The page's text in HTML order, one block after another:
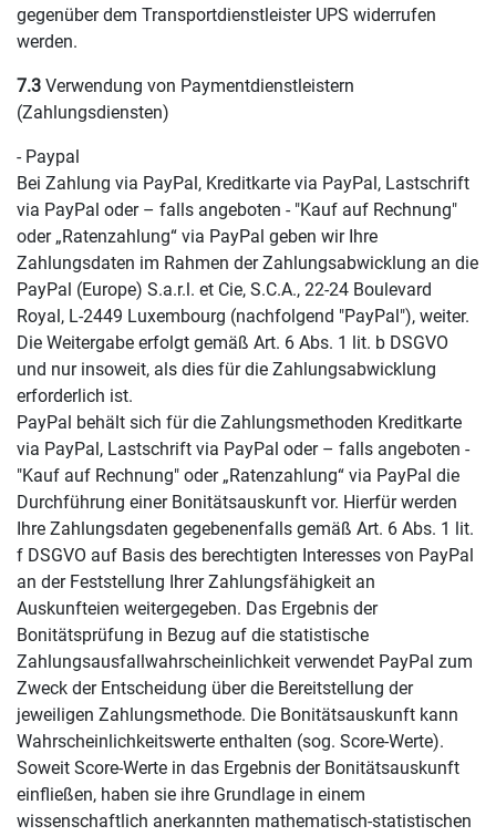
gegenüber dem Transportdienstleister UPS widerrufen
werden.
7.3 Verwendung von Paymentdienstleistern
(Zahlungsdiensten)
- Paypal
Bei Zahlung via PayPal, Kreditkarte via PayPal, Lastschrift
via PayPal oder – falls angeboten - "Kauf auf Rechnung"
oder „Ratenzahlung“ via PayPal geben wir Ihre
Zahlungsdaten im Rahmen der Zahlungsabwicklung an die
PayPal (Europe) S.a.r.l. et Cie, S.C.A., 22-24 Boulevard
Royal, L-2449 Luxembourg (nachfolgend "PayPal"), weiter.
Die Weitergabe erfolgt gemäß Art. 6 Abs. 1 lit. b DSGVO
und nur insoweit, als dies für die Zahlungsabwicklung
erforderlich ist.
PayPal behält sich für die Zahlungsmethoden Kreditkarte
via PayPal, Lastschrift via PayPal oder – falls angeboten -
"Kauf auf Rechnung" oder „Ratenzahlung“ via PayPal die
Durchführung einer Bonitätsauskunft vor. Hierfür werden
Ihre Zahlungsdaten gegebenenfalls gemäß Art. 6 Abs. 1 lit.
f DSGVO auf Basis des berechtigten Interesses von PayPal
an der Feststellung Ihrer Zahlungsfähigkeit an
Auskunfteien weitergegeben. Das Ergebnis der
Bonitätsprüfung in Bezug auf die statistische
Zahlungsausfallwahrscheinlichkeit verwendet PayPal zum
Zweck der Entscheidung über die Bereitstellung der
jeweiligen Zahlungsmethode. Die Bonitätsauskunft kann
Wahrscheinlichkeitswerte enthalten (sog. Score-Werte).
Soweit Score-Werte in das Ergebnis der Bonitätsauskunft
einfließen, haben sie ihre Grundlage in einem
wissenschaftlich anerkannten mathematisch-statistischen